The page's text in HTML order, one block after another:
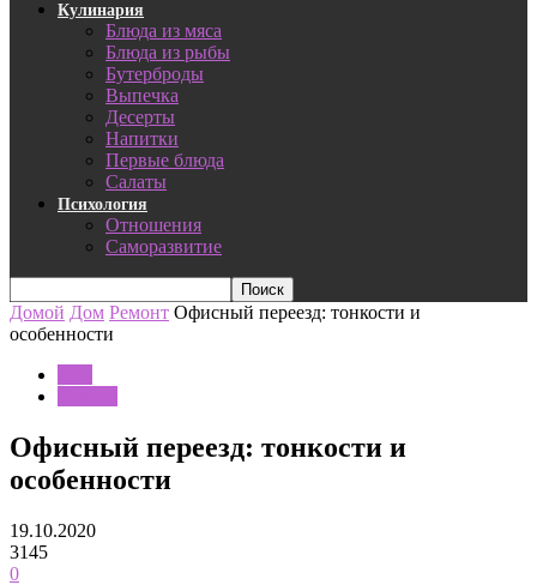
Кулинария
Блюда из мяса
Блюда из рыбы
Бутерброды
Выпечка
Десерты
Напитки
Первые блюда
Салаты
Психология
Отношения
Саморазвитие
Домой Дом Ремонт Офисный переезд: тонкости и
особенности
Офисный переезд: тонкости и
особенности
19.10.2020
3145
0